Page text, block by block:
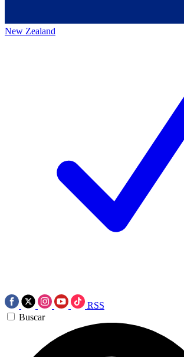
New Zealand
RSS
Buscar